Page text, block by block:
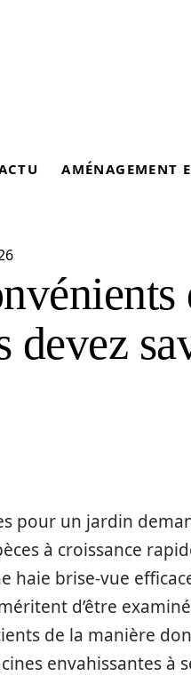
AMÉNAGEMENT
devez
pour un jardin
à croissance
haie brise-vue
d’être
de la manière
envahissantes à